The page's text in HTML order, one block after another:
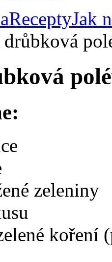
ReceptyJak
drůbková
zeleniny
koření